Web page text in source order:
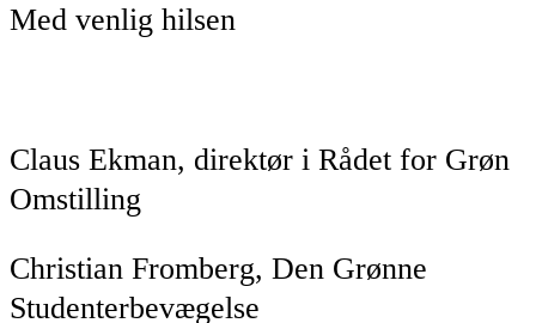
Med venlig hilsen
Claus Ekman, direktør i Rådet for Grøn
Omstilling
Christian Fromberg, Den Grønne
Studenterbevægelse